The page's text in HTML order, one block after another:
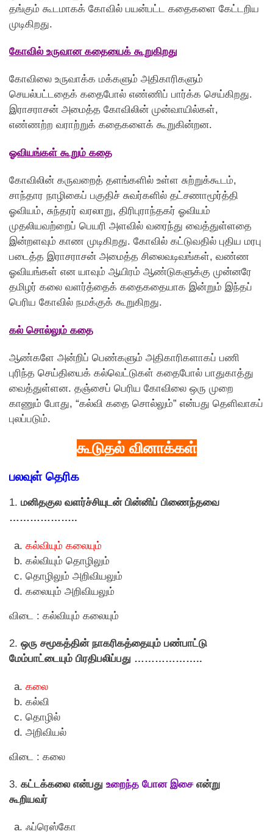
தங்கும் கூடமாகக் கோவில் பயன்பட்ட கதைகளை கேட்டறிய
முடிகிறது.
கோவில் உருவான கதையைக் கூறுகிறது
காேவிலை உருவாக்க மக்களும் அதிகாரிகளும்
செயல்பட்டதைக் கதைபோல் எண்ணிப் பார்க்க செய்கிறது.
இராசராசன் அமைத்த கோவிலின் முன்வாயில்கள்,
எண்ணற்ற வராற்றுக் கதைகளைக் கூறுகின்றன.
ஓவியங்கள் கூறும் கதை
கோவிலின் கருவறைத் தளங்களில் உள்ள சுற்றுக்கூடம்,
சாந்தார நாழிகைப் பகுதிச் சுவர்களில் தட்சணாமூர்த்தி
ஓவியம், சுந்தரர் வரலாறு, திரிபுராந்தகர் ஓவியம்
முதலியவற்றைப் பெயரி அளவில் வரைந்து வைத்துள்ளதை
இன்றளவும் காண முடிகிறது. கோவில் கட்டுவதில் புதிய மரபு
படைத்த இராசராசன் அமைத்த சிலைவடிவங்கள், வண்ண
ஓவியங்கள் என யாவும் ஆயிரம் ஆண்டுகளுக்கு முன்னரே
தமிழர் கலை வளர்த்தைக் கதைகதையாக இன்றும் இந்தப்
பெரிய கோவில் நமக்குக் கூறுகிறது.
கல் சொல்லும் கதை
ஆண்களே அன்றிப் பெண்களும் அதிகாரிகளாகப் பணி
புரிந்த செய்தியைக் கல்வெட்டுகள் கதைபோல் பாதுகாத்து
வைத்துள்ளன. தஞ்சைப் பெரிய கோவிலை ஒரு முறை
காணும் போது, “கல்வி கதை சொல்லும்” என்பது தெளிவாகப்
புலப்படும்.
கூடுதல் வினாக்கள்
பலவுள் தெரிக
1. மனிதகுல வளர்ச்சியுடன் பின்னிப் பிணைந்தவை
………………..
கல்வியும் கலையும்
கல்வியும் தொழிலும்
தொழிலும் அறிவியலும்
கலையும் அறிவியலும்
விடை : கல்வியும் கலையும்
2. ஒரு சமூகத்தின் நாகரிகத்தையும் பண்பாட்டு
மேம்பாட்டையும் பிரதிபலிப்பது ………………..
கலை
கல்வி
தொழில்
அறிவியல்
விடை : கலை
3. கட்டக்கலை என்பது உறைந்த போன இசைஎன்று
கூறியவர்
ஃப்ரெஸ்கோ